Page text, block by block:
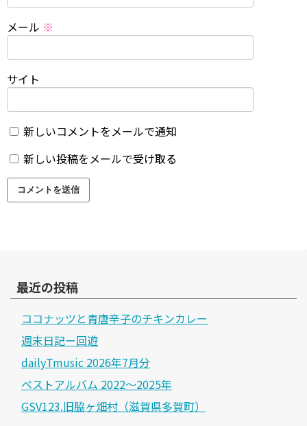
メール ※
サイト
新しいコメントをメールで通知
新しい投稿をメールで受け取る
最近の投稿
ココナッツと青唐辛子のチキンカレー
週末日記ー回遊
dailyTmusic 2026年7月分
ベストアルバム 2022～2025年
GSV123.旧脇ヶ畑村（滋賀県多賀町）